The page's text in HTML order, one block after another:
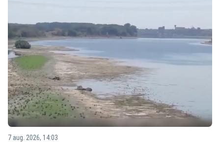
7 aug. 2026, 14:03